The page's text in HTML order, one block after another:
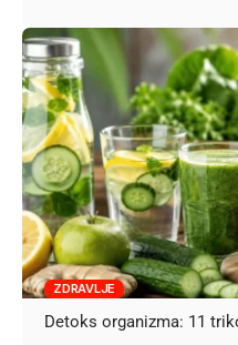
ZDRAVLJE
Detoks organizma: 11